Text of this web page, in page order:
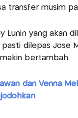
transfer musim
Lunin yang akan
dilepas Jose
bertambah.
dan Venna